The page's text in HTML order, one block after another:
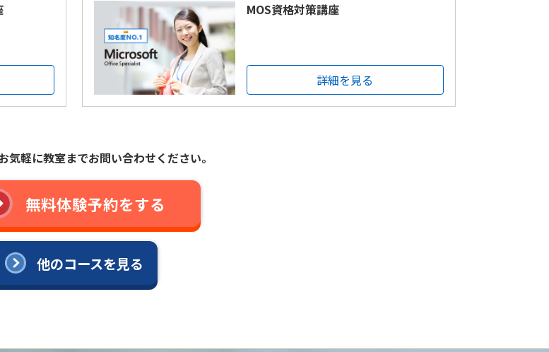
MOS資格対策講座
詳細を見る
軽に教室までお問い合わせください。
無料体験予約をする
他のコースを見る